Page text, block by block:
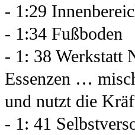
- 1:29
- 1:34 Fußboden
- 1: 38 Werkstatt
Essenzen …
und nutzt die
- 1: 41